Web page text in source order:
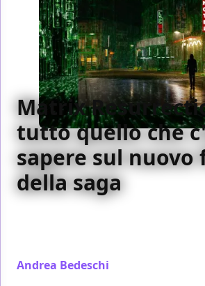
Matrix
tutto quello che
sapere sul nuovo
della saga
Andrea Bedeschi